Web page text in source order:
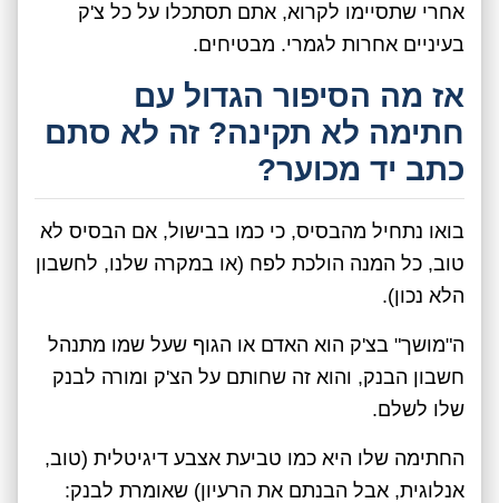
אחרי שתסיימו לקרוא, אתם תסתכלו על כל צ'ק
בעיניים אחרות לגמרי. מבטיחים.
אז מה הסיפור הגדול עם
חתימה לא תקינה? זה לא סתם
כתב יד מכוער?
בואו נתחיל מהבסיס, כי כמו בבישול, אם הבסיס לא
טוב, כל המנה הולכת לפח (או במקרה שלנו, לחשבון
הלא נכון).
ה"מושך" בצ'ק הוא האדם או הגוף שעל שמו מתנהל
חשבון הבנק, והוא זה שחותם על הצ'ק ומורה לבנק
שלו לשלם.
החתימה שלו היא כמו טביעת אצבע דיגיטלית (טוב,
אנלוגית, אבל הבנתם את הרעיון) שאומרת לבנק: